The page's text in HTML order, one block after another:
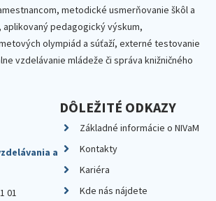
metodické usmerňovanie škôl a
aplikovaný pedagogický výskum,
olympiád a súťaží, externé testovanie
vzdelávanie mládeže či správa knižničného
a
01
DÔLEŽITÉ ODKAZY
Základné informácie o NIVaM
Kontakty
Kariéra
Kde nás nájdete